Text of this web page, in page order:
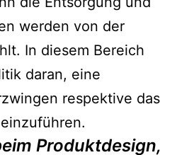
werden von der
In diesem Bereich
daran, eine
respektive das
Produktdesign,